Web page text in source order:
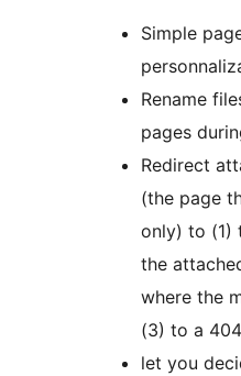
Simple
Rename
pages
Redirect
(the page
only) to (1)
the
where the
(3) to a
let you